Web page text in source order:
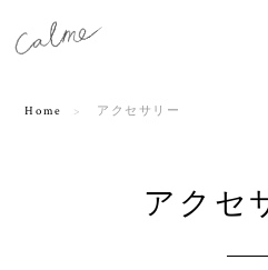
Home アクセサリー
アクセ